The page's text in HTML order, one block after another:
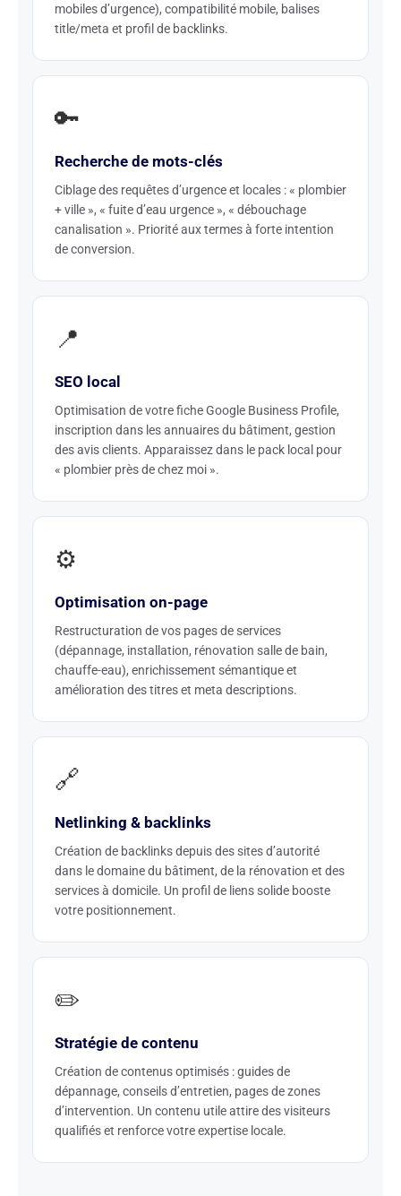
mobiles d’urgence), compatibilité mobile, balises
title/meta et profil de backlinks.
🔑
Recherche de mots-clés
Ciblage des requêtes d’urgence et locales : « plombier
+ ville », « fuite d’eau urgence », « débouchage
canalisation ». Priorité aux termes à forte intention
de conversion.
📍
SEO local
Optimisation de votre fiche Google Business Profile,
inscription dans les annuaires du bâtiment, gestion
des avis clients. Apparaissez dans le pack local pour
« plombier près de chez moi ».
⚙️
Optimisation on-page
Restructuration de vos pages de services
(dépannage, installation, rénovation salle de bain,
chauffe-eau), enrichissement sémantique et
amélioration des titres et meta descriptions.
🔗
Netlinking & backlinks
Création de backlinks depuis des sites d’autorité
dans le domaine du bâtiment, de la rénovation et des
services à domicile. Un profil de liens solide booste
votre positionnement.
✏️
Stratégie de contenu
Création de contenus optimisés : guides de
dépannage, conseils d’entretien, pages de zones
d’intervention. Un contenu utile attire des visiteurs
qualifiés et renforce votre expertise locale.